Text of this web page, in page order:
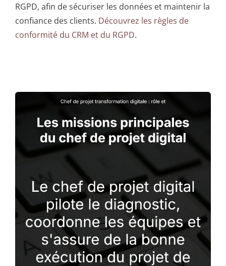
RGPD, afin de sécuriser les données et maintenir la
confiance des clients. Découvrez les règles de
conformité du CRM et du RGPD.